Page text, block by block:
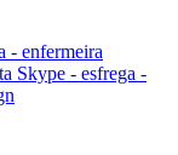
- enfermeira
Skype - esfrega -